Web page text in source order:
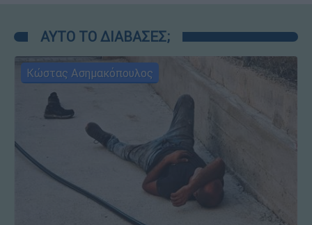
ΑΥΤΟ ΤΟ ΔΙΑΒΑΣΕΣ;
Κώστας Ασημακόπουλος